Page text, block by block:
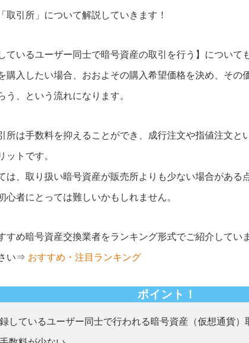
取引所」について解説していきます！
ているユーザー同士で暗号資産の取引を行う】について
購入したい場合、おおよその購入希望価格を決め、その
う、という流れになります。
所は手数料を抑えることができ、成行注文や指値注文と
ットです。
は、取り扱い暗号資産が販売所よりも少ない場合がある
心者にとっては難しいかもしれません。
すめ暗号資産交換業者をランキング形式でご紹介してい
い⇒ おすすめ・注目ランキング
ポイント！
しているユーザー同士で行われる暗号資産（仮想通貨）